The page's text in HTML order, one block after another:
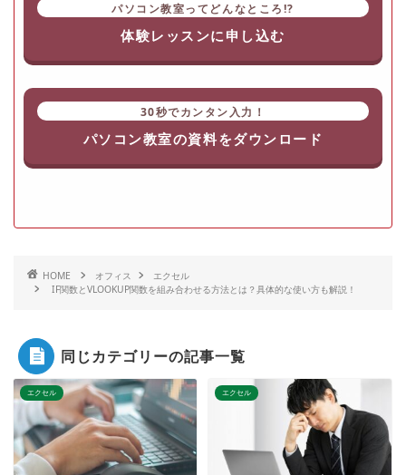
パソコン教室ってどんなところ!?
体験レッスンに申し込む
30秒でカンタン入力！
パソコン教室の資料をダウンロード
HOME オフィス
エクセル
IF関数とVLOOKUP関数を組み合わせる方法とは？具体的な使い方も解説！
同じカテゴリーの記事一覧
エクセル エクセル